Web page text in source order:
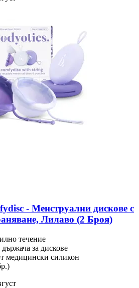
-​ Менструални дискове с
Лилаво (2 Броя)
течение
за дискове
медицински силикон